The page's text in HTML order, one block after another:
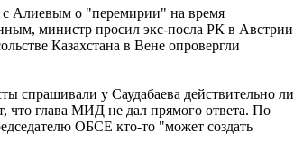
с Алиевым о "перемирии" на время
министр просил экс-посла РК в Австрии
Казахстана в Вене опровергли
у Саудабаева действительно ли
что глава МИД не дал прямого ответа. По
ОБСЕ кто-то "может создать